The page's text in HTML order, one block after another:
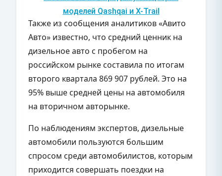
моделей Qashqai и X-Trail
Также из сообщения аналитиков «Авито
Авто» известно, что средний ценник на
дизельное авто с пробегом на
российском рынке составила по итогам
второго квартала 869 907 рублей. Это на
95% выше средней цены на автомобиля
на вторичном авторынке.
По наблюдениям экспертов, дизельные
автомобили пользуются большим
спросом среди автомобилистов, которым
приходится совершать поездки на